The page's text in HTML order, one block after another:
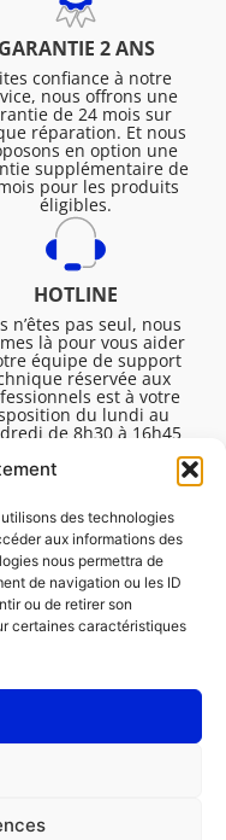
des technologies
aux informations des
nous permettra de
de navigation ou les ID
ou de retirer son
certaines caractéristiques
GARANTIE 2 ANS
confiance à notre
nous offrons une
de 24 mois sur
réparation. Et nous
en option une
supplémentaire de
pour les produits
éligibles.
HOTLINE
n’êtes pas seul, nous
là pour vous aider
équipe de support
réservée aux
est à votre
du lundi au
de 8h30 à 16h45
vous aider à résoudre
vos questions